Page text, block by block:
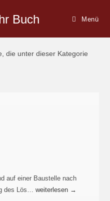
Buch Menü
die unter dieser Kategorie
auf einer Baustelle nach
des Lös…weiterlesen →